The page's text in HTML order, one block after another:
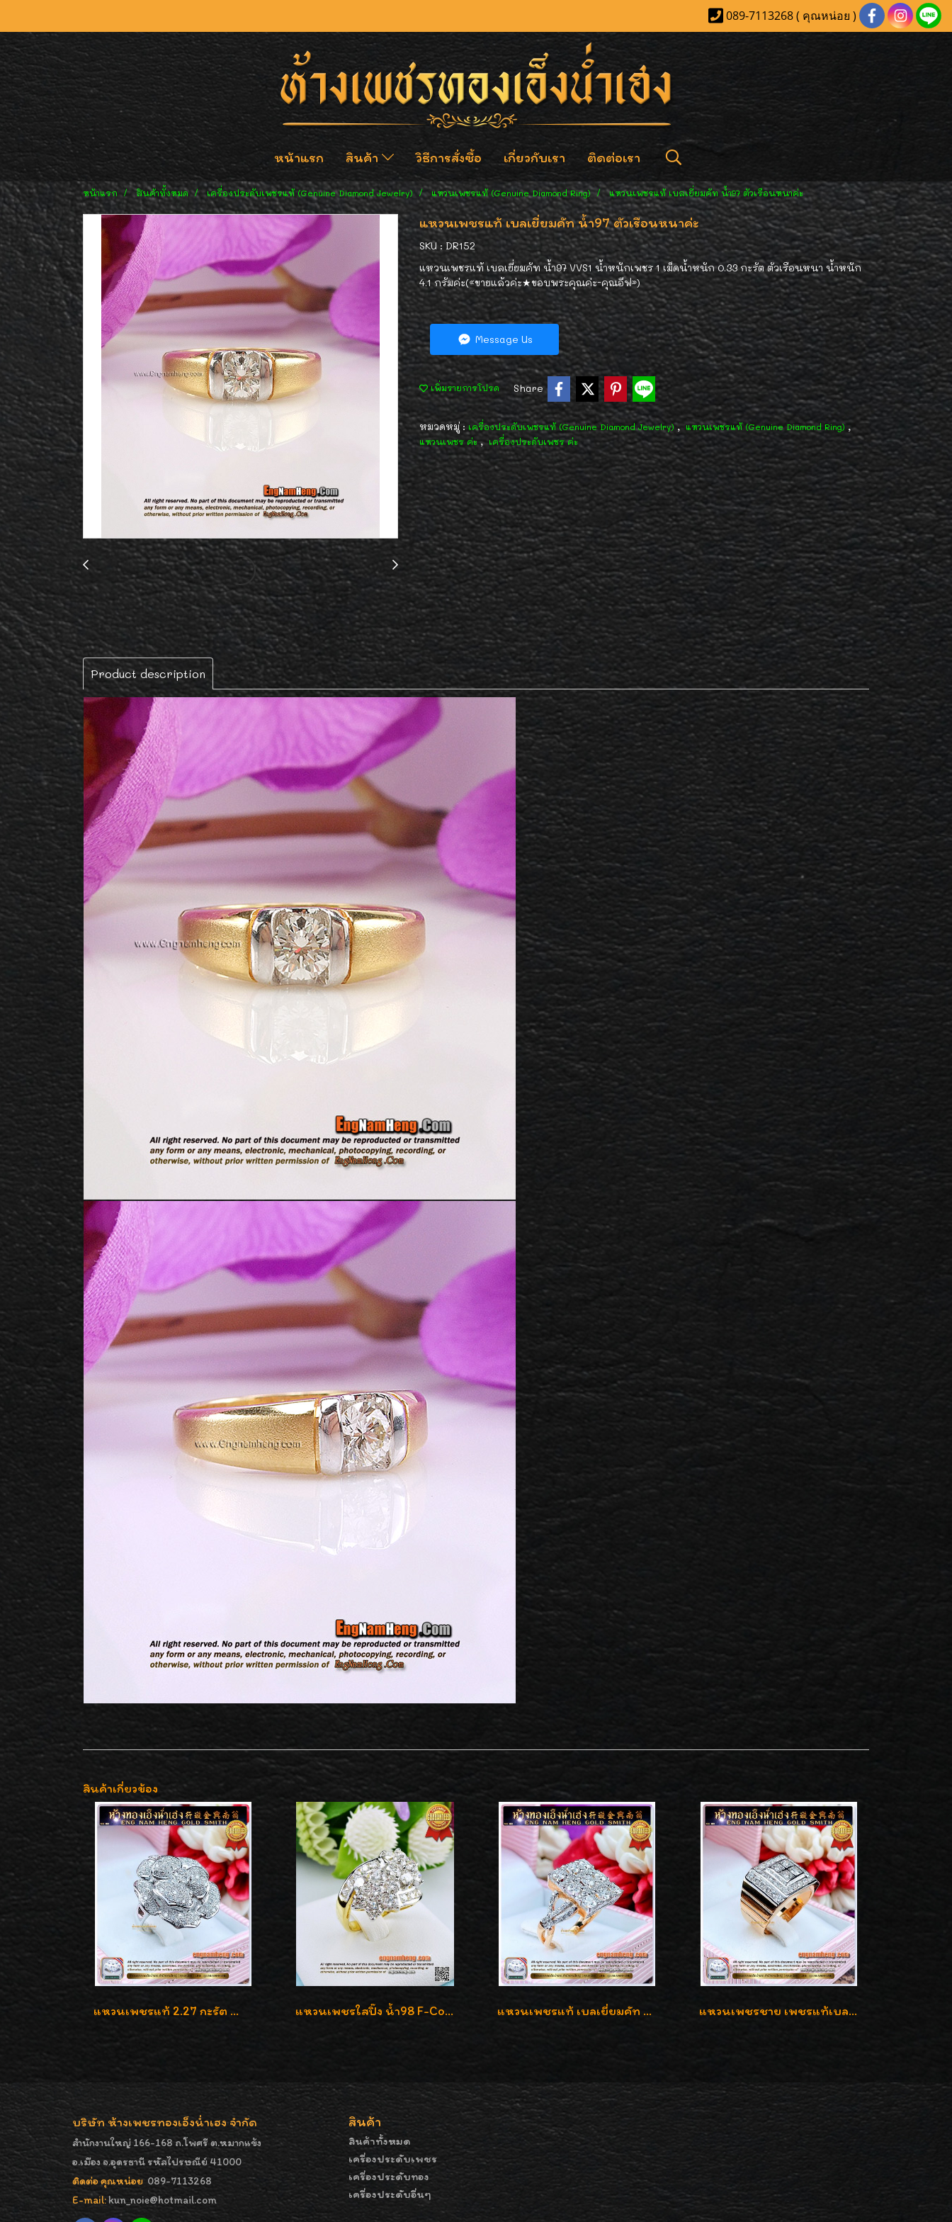
089-7113268 ( คุณหน่อย )
หน้าแรก สินค้า วิธีการสั่งซื้อ เกี่ยวกับเรา ติดต่อเรา
หน้าแรก สินค้าทั้งหมด เครื่องประดับเพชรแท้ (Genuine Diamond Jewelry) แหวนเพชรแท้ (Genuine Diamond Ring) แหวนเพชรแท้ เบลเยี่ยมคัท น้ำ97 ตัวเรือนหนาค่ะ
แหวนเพชรแท้ เบลเยี่ยมคัท น้ำ97 ตัวเรือนหนาค่ะ
SKU : DR152
แหวนเพชรแท้ เบลเยี่ยมคัท น้ำ97 VVS1 น้ำหนักเพชร 1 เม็ดน้ำหนัก 0.33 กะรัต ตัวเรือนหนา น้ำหนัก
4.1 กรัมค่ะ(«ขายแล้วค่ะ★ขอบพระคุณค่ะ-คุณอีฟ»)
Message Us
เพิ่มรายการโปรด Share
หมวดหมู่ : เครื่องประดับเพชรแท้ (Genuine Diamond Jewelry), แหวนเพชรแท้ (Genuine Diamond Ring) ,
แหวนเพชร ค่ะ, เครื่องประดับเพชร ค่ะ
Product description
สินค้าเกี่ยวข้อง
แหวนเพชรแท้ 2.27 กะรัต น้ำ 100% เบลเยี่ยมคัท ลวดลายดอกกุหลาบหรู แหวนเพชรใสปิ๊ง น้ำ98 F-Color/VVS1 น้ำหนักเพชรรวม 2.56 กะรัต ใส่เต็มนิ้วเพชรเป็นน้ำเป็นเนื้อสวยมากๆค่ะ แหวนเพชรแท้ เบลเยี่ยมคัท 2.39 กะรัต น้ำ 98 F-Color/VVS ดีไซน์หน้ากว้างหรูเต็มนิ้ว แหวนเพชรชาย เพชรแท้เบลเยี่ยมคัท น้ำ100% D-Color/VVS 2.46 กะรัต
บริษัท ห้างเพชรทองเอ็งน่ำเฮง จำกัด
สำนักงานใหญ่ 166-168 ถ.โพศรี ต.หมากแข้ง
อ.เมือง จ.อุดรธานี รหัสไปรษณีย์ 41000
ติดต่อ คุณหน่อย 089-7113268
E-mail:kun_noie@hotmail.com
สินค้า
สินค้าทั้งหมด
เครื่องประดับเพชร
เครื่องประดับทอง
เครื่องประดับอื่นๆ